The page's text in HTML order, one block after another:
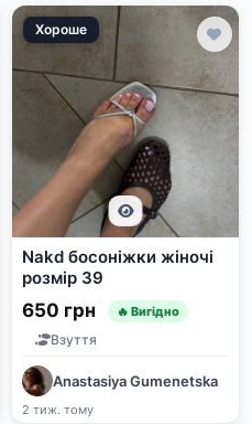
Хороше
Nakd босоніжки жіночі
розмір 39
650 грн 🔥 Вигідно
Взуття
Anastasiya Gumenetska
2 тиж. тому